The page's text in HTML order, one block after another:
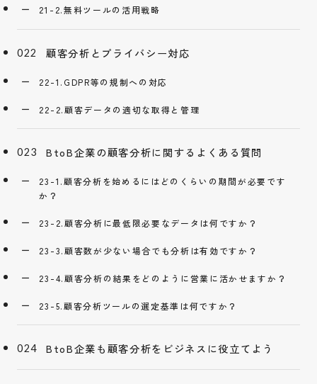
21-2.無料ツールの活用戦略
顧客分析とプライバシー対応
22-1.GDPR等の規制への対応
22-2.顧客データの適切な取得と管理
BtoB企業の顧客分析に関するよくある質問
23-1.顧客分析を始めるにはどのくらいの期間が必要です
か？
23-2.顧客分析に最低限必要なデータは何ですか？
23-3.顧客数が少ない場合でも分析は有効ですか？
23-4.顧客分析の結果をどのように営業に活かせますか？
23-5.顧客分析ツールの選定基準は何ですか？
BtoB企業も顧客分析をビジネスに役立てよう